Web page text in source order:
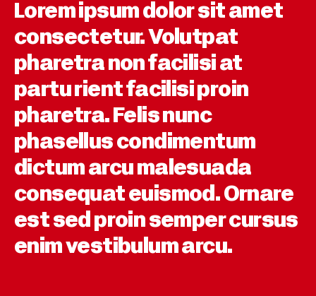
Lorem ipsum dolor sit amet
consectetur. Volutpat
pharetra non facilisi at
partu rient facilisi proin
pharetra. Felis nunc
phasellus condimentum
dictum arcu malesuada
consequat euismod. Ornare
est sed proin semper cursus
enim vestibulum arcu.